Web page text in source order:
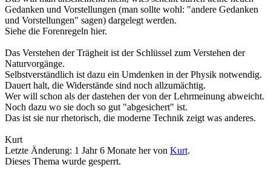
Gedanken und Vorstellungen (man sollte wohl: "andere Gedanken
und Vorstellungen" sagen) dargelegt werden.
Siehe die Forenregeln hier.
Das Verstehen der Trägheit ist der Schlüssel zum Verstehen der
Naturvorgänge.
Selbstverständlich ist dazu ein Umdenken in der Physik notwendig.
Dauert halt, die Widerstände sind noch allzumächtig.
Wer will schon als der dastehen der von der Lehrmeinung abweicht.
Noch dazu wo sie doch so gut "abgesichert" ist.
Das ist sie nur rhetorisch, die moderne Technik zeigt was anderes.
Kurt
Letzte Änderung: 1 Jahr 6 Monate her von Kurt.
Dieses Thema wurde gesperrt.